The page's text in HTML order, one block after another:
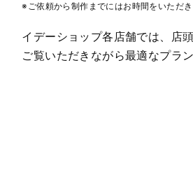
※ご依頼から制作までにはお時間をいただき
イデーショップ各店舗では、店
ご覧いただきながら最適なプラ